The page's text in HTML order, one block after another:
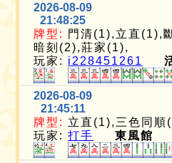
2026-08-09
21:48:25
牌型:
門清(1),立直(1),
暗刻(2),莊家(1),
玩家: i228451261 活
2026-08-09
21:45:11
牌型: 立直(1),三色同順
玩家:打手 東風館